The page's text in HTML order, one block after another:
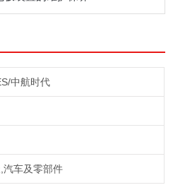
中航时代
汽车及零部件